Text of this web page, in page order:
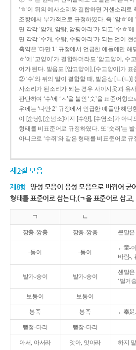
‘ㅎ’이 뒤의 예사소리와 결합하면 거센소리로
조항에서 부가적으로 규정하였다. 즉 ‘암ㅎ’에
면 각각 ‘암캐, 암탉, 암평아리’가 되고 ‘수ㅎ’
면 각각 ‘수캐, 수탉, 수평아리’가 되는 언어
축약은 ‘다만 1’ 규정에서 언급한 예들에만 해
ㅎ’에 ‘고양이’가 결합하더라도 ‘암고양이, 수
어가 된다. 발음도 [암고양이], [수고양이]가 표
② ‘수’와 뒤의 말이 결합할 때, 발음상 [ㄴ(ㄴ)]
사소리가 된소리가 되는 경우 사이시옷과 유
판단하여 ‘수’에 ‘ㅅ’을 붙인 ‘숫’을 표준어형
우에는 ‘다만 2’ 규정에서 언급한 예들만 해당
이 [순냥], [순념소]이지 [수양], [수염소]가 아니
형태를 비표준어로 규정하였다. 또 ‘숫쥐’는
아니므로 ‘수쥐’와 같은 형태를 비표준어로 규
제2절 모음
제8항 양성 모음이 음성 모음으로 바뀌어 굳
형태를 표준어로 삼는다.(ㄱ을 표준어로 삼고,
ㄱ ㄴ
깡충-깡충 깡총-깡총 큰말은
-둥이 -동이
←童-
바람-,
발가-숭이 발가-송이
센말은
‘벌거
보퉁이 보통이
봉죽 봉족 ←奉足
뻗정-다리 뻗장-다리
아서, 아서라 앗아, 앗아라 하지